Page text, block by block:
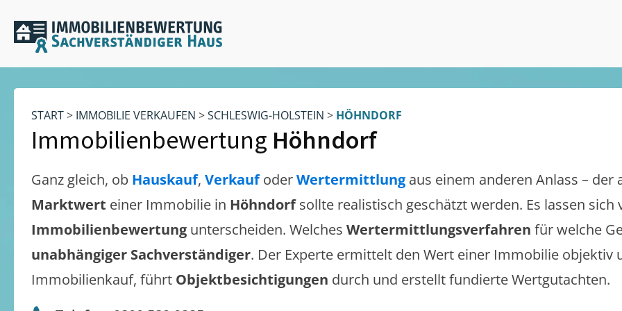
START> IMMOBILIE VERKAUFEN >SCHLESWIG-HOLSTEIN > HÖHNDORF
Immobilienbewertung Höhndorf
Ganz gleich, ob Hauskauf, VerkaufoderWertermittlung aus einem anderen Anlass – der
Marktwert einer Immobilie in Höhndorf sollte realistisch geschätzt werden. Es lassen
Immobilienbewertung unterscheiden. Welches Wertermittlungsverfahren für welche
unabhängiger Sachverständiger. Der Experte ermittelt den Wert einer Immobilie objektiv
Immobilienkauf, führt Objektbesichtigungen durch und erstellt fundierte Wertgutachten.